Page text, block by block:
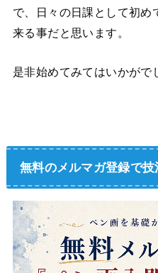
で、日々の日課として初め
来る事だと思います。
是非始めてみてはいかがで
無料のメルマガ登録で